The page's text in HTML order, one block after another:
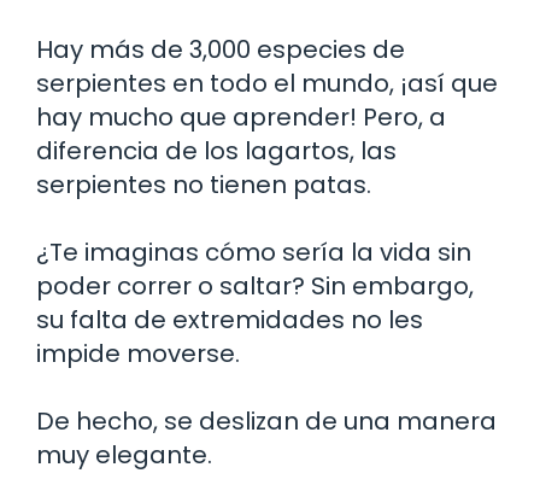
Hay más de 3,000 especies de
serpientes en todo el mundo, ¡así que
hay mucho que aprender! Pero, a
diferencia de los lagartos, las
serpientes no tienen patas.
¿Te imaginas cómo sería la vida sin
poder correr o saltar? Sin embargo,
su falta de extremidades no les
impide moverse.
De hecho, se deslizan de una manera
muy elegante.